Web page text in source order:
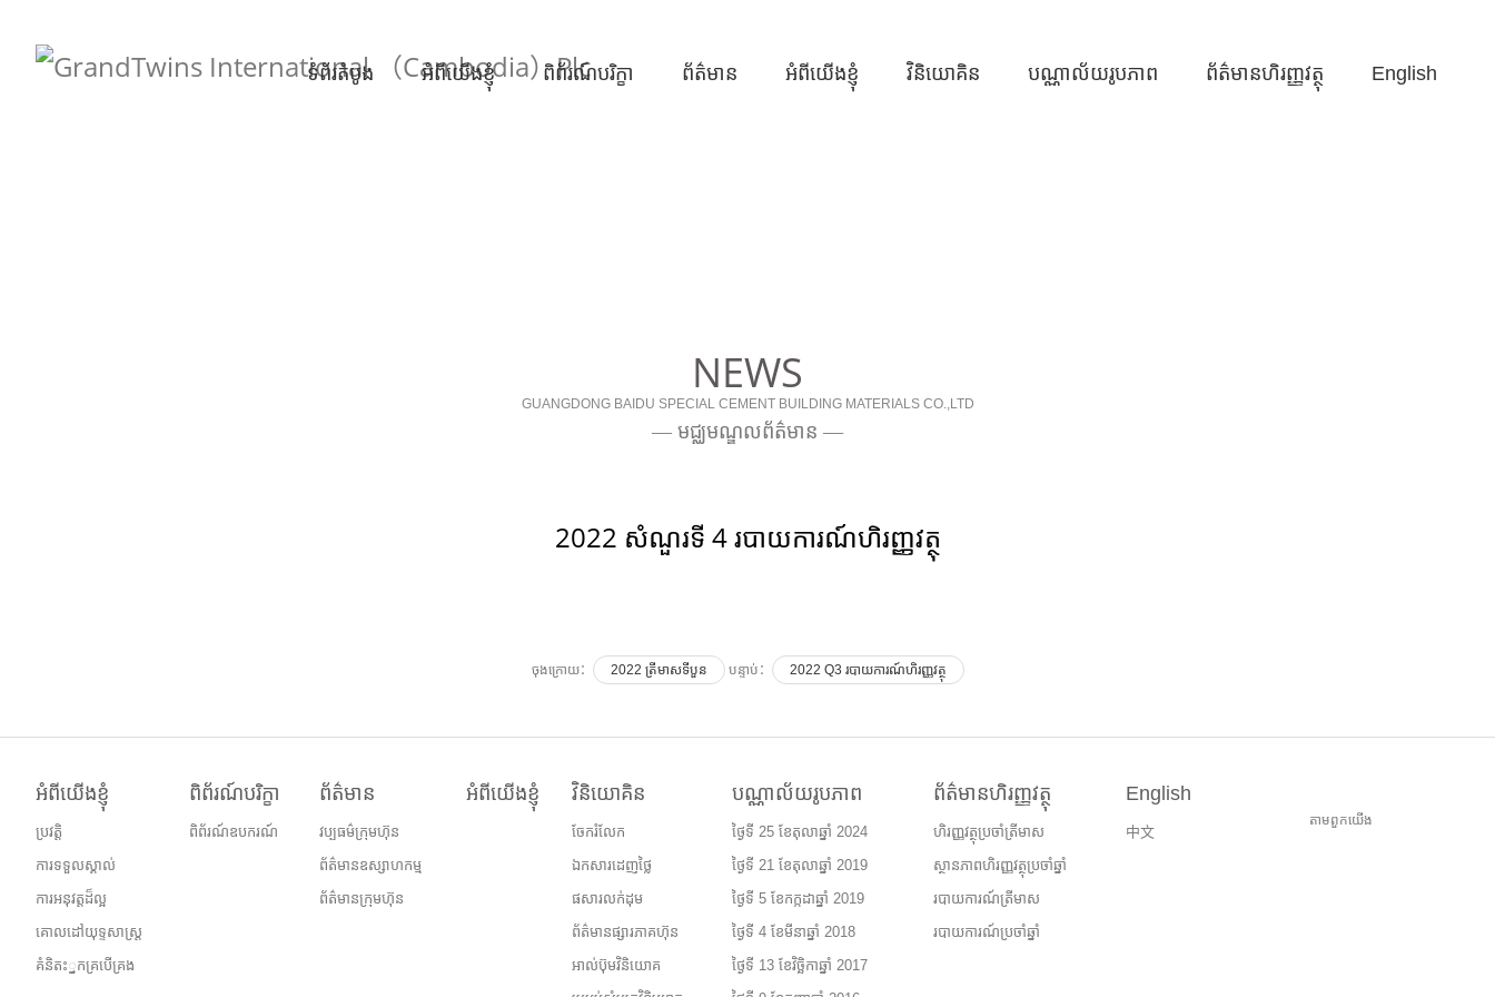
ទំព័រតំបូង អំពីយើងខ្ញុំ ពិព័រណ៍បរិក្ខា ព័ត៌មាន អំពីយើងខ្ញុំ វិនិយោគិន បណ្ណាល័យរូបភាព ព័ត៌មានហិរញ្ញវត្ថុ English
NEWS
GUANGDONG BAIDU SPECIAL CEMENT BUILDING MATERIALS CO.,LTD
— មជ្ឈមណ្ឌលព័ត៌មាន —
2022 សំណួរទី 4 របាយការណ៍ហិរញ្ញវត្ថុ
ចុងក្រោយ： 2022 ត្រីមាសទីបួន បន្ទាប់： 2022 Q3 របាយការណ៍ហិរញ្ញវត្ថុ
អំពីយើងខ្ញុំ
ប្រវត្តិ
ការទទួលស្គាល់
ការអនុវត្តដ៏ល្អ
គោលដៅយុទ្ទសាស្ត្រ
គំនិតះ្នកគ្របើគ្រង
ពិព័រណ៍បរិក្ខា
ពិព័រណ៍ឧបករណ៍
ព័ត៌មាន
វប្បធម៌ក្រុមហ៊ុន
ព័ត៌មានឧស្សាហកម្ម
ព័ត៌មានក្រុមហ៊ុន
អំពីយើងខ្ញុំ វិនិយោគិន
ចែករំលែក
ឯកសារដេញថ្លៃ
ផសារលក់ដុម
ព័ត៌មានផ្សារភាគហ៊ុន
អាល់ប៊ុមវិនិយោគ
បណ្ណាល័យរូបភាព
ថ្ងៃទី 25 ខែតុលាឆ្នាំ 2024
ថ្ងៃទី 21 ខែតុលាឆ្នាំ 2019
ថ្ងៃទី 5 ខែកក្កដាឆ្នាំ 2019
ថ្ងៃទី 4 ខែមីនាឆ្នាំ 2018
ថ្ងៃទី 13 ខែវិច្ឆិកាឆ្នាំ 2017
ព័ត៌មានហិរញ្ញវត្ថុ
ហិរញ្ញវត្ថុប្រចាំត្រីមាស
ស្ថានភាពហិរញ្ញវត្ថុប្រចាំឆ្នាំ
របាយការណ៍ត្រីមាស
របាយការណ៍​ប្រចាំឆ្នាំ
English
中文
តាម​ពួក​យើង